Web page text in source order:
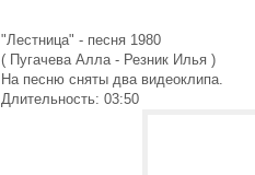
"Лестница" - песня 1980
( Пугачева Алла - Резник Илья )
На песню сняты два видеоклипа.
Длительность: 03:50